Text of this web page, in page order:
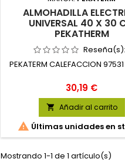
ALMOHADILLA
UNIVERSAL 40 X 30
PEKATHERM
PEKATERM CALEFACCION
Precio
30,19 €
 Añadir al carrito
 Últimas unidades en
Mostrando 1-1 de 1 artículo(s)